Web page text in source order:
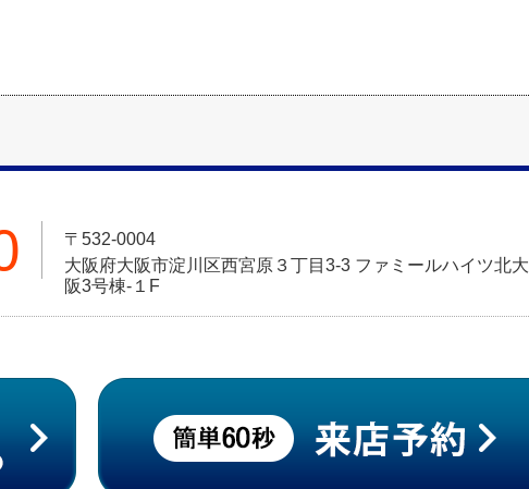
〒532-0004
大阪府大阪市淀川区西宮原３丁目3-3 ファミールハイツ北大
阪3号棟-１F